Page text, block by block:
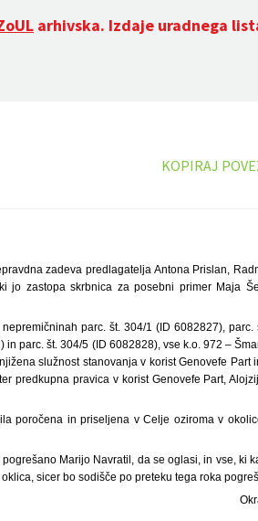
arhivska. Izdaje uradnega
KOPIRAJ
zadeva predlagatelja Antona Prislan,
jo zastopa skrbnica za posebni primer Maja
parc. št. 304/1 (ID 6082827),
parc. št. 304/5 (ID 6082828), vse k.o. 972 –
služnost stanovanja v korist Genovefe Part
predkupna pravica v korist Genovefe Part,
poročena in priseljena v Celje oziroma v
Marijo Navratil, da se oglasi, in vse, ki
sicer bo sodišče po preteku tega roka